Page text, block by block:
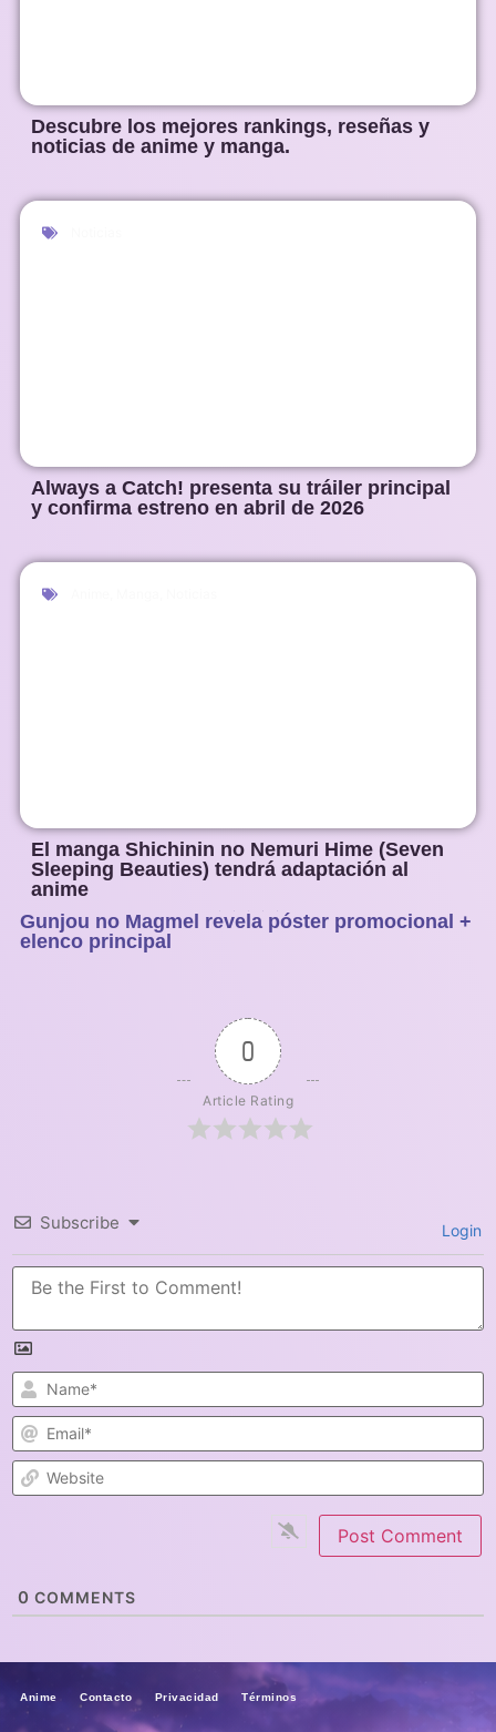
Descubre los mejores rankings, reseñas y
noticias de anime y manga.
Always a Catch! presenta su tráiler principal
y confirma estreno en abril de 2026
El manga Shichinin no Nemuri Hime (Seven
Sleeping Beauties) tendrá adaptación al
anime
Gunjou no Magmel revela póster promocional +
elenco principal
0
Article Rating
Subscribe Login
0 COMMENTS
Anime Contacto Privacidad Términos